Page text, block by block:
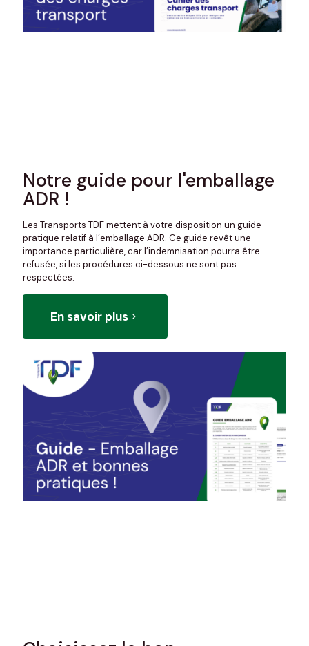
Notre guide pour l'emballage
ADR !
Les Transports TDF mettent à votre disposition un guide
pratique relatif à l’emballage ADR. Ce guide revêt une
importance particulière, car l’indemnisation pourra être
refusée, si les procédures ci-dessous ne sont pas
respectées.
En savoir plus